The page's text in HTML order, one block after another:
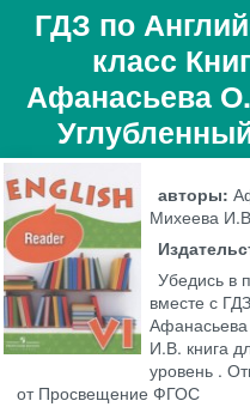
ГДЗ по
класс
Афанасьева
авторы:
Михеева
Убедись в
вместе с
И.В. книга
уровень .
от Просвещение ФГОС